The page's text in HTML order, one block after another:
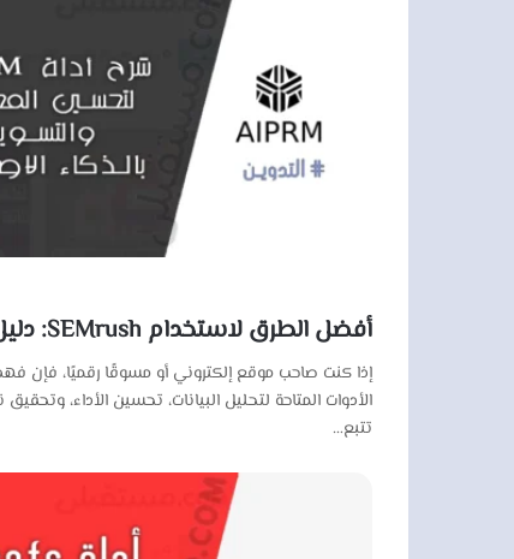
أفضل الطرق لاستخدام SEMrush: دليل شامل لتحقيق النجاح في تحسين محركات البحث
تتبع…